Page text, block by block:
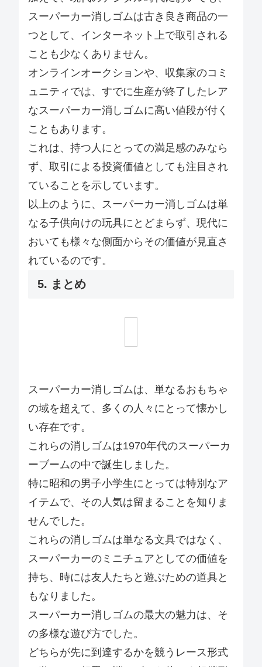
スーパーカー消しゴムは古き良き商品の一
つとして、インターネット上で取引される
ことも少なくありません。
オンラインオークションや、収集家のコミ
ュニティでは、すでに生産が終了したレア
なスーパーカー消しゴムに高い値段が付く
こともあります。
これは、持つ人にとっての満足感のみなら
ず、取引による投資価値としても注目され
ていることを示しています。
以上のように、スーパーカー消しゴムは単
なる子供向けの玩具にとどまらず、現代に
おいても様々な側面からその価値が見直さ
れているのです。
5. まとめ
スーパーカー消しゴムは、単なるおもちゃ
の域を超えて、多くの人々にとって懐かし
い存在です。
これらの消しゴムは1970年代のスーパーカ
ーブームの中で誕生しました。
特に昭和の男子小学生にとっては特別なア
イテムで、その人気は留まることを知りま
せんでした。
これらの消しゴムは単なる文具ではなく、
スーパーカーのミニチュアとしての価値を
持ち、時には友人たちと遊ぶための道具と
もなりました。
スーパーカー消しゴムの最大の魅力は、そ
の多様な遊び方でした。
どちらが先に到達するかを競うレース形式